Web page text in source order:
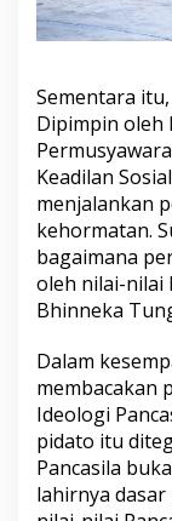
Sementara
Dipimpin oleh
Keadilan
menjalankan
kehormatan.
bagaimana
oleh nilai-nilai
Bhinneka
Dalam
membacakan
Ideologi
pidato itu
Pancasila
lahirnya